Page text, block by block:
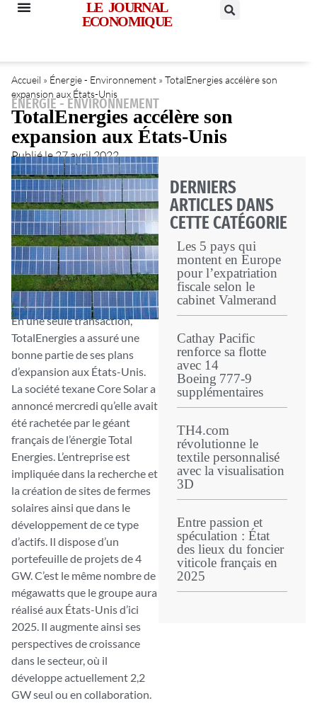
LE JOURNAL
ECONOMIQUE
Accueil » Énergie - Environnement » TotalEnergies accélère son
expansion aux États-Unis
ÉNERGIE - ENVIRONNEMENT
TotalEnergies accélère son
expansion aux États-Unis
Publié le27 avril 2022
En une seule transaction,
TotalEnergies a assuré une
bonne partie de ses plans
d’expansion aux États-Unis.
La société texane Core Solar a
annoncé mercredi qu’elle avait
été rachetée par le géant
français de l’énergie Total
Energies. L’entreprise est
impliquée dans la recherche et
la création de sites de fermes
solaires ainsi que dans le
développement de ce type
d’actifs. Il dispose d’un
portefeuille de projets de 4
GW. C’est le même nombre de
mégawatts que le groupe aura
réalisé aux États-Unis d’ici
2025. Il augmente ainsi ses
perspectives de croissance
dans le secteur, où il
développe actuellement 2,2
GW seul ou en collaboration.
DERNIERS
ARTICLES DANS
CETTE CATÉGORIE
Les 5 pays qui
montent en Europe
pour l’expatriation
fiscale selon le
cabinet Valmerand
Cathay Pacific
renforce sa flotte
avec 14
Boeing 777‑9
supplémentaires
TH4.com
révolutionne le
textile personnalisé
avec la visualisation
3D
Entre passion et
spéculation : État
des lieux du foncier
viticole français en
2025